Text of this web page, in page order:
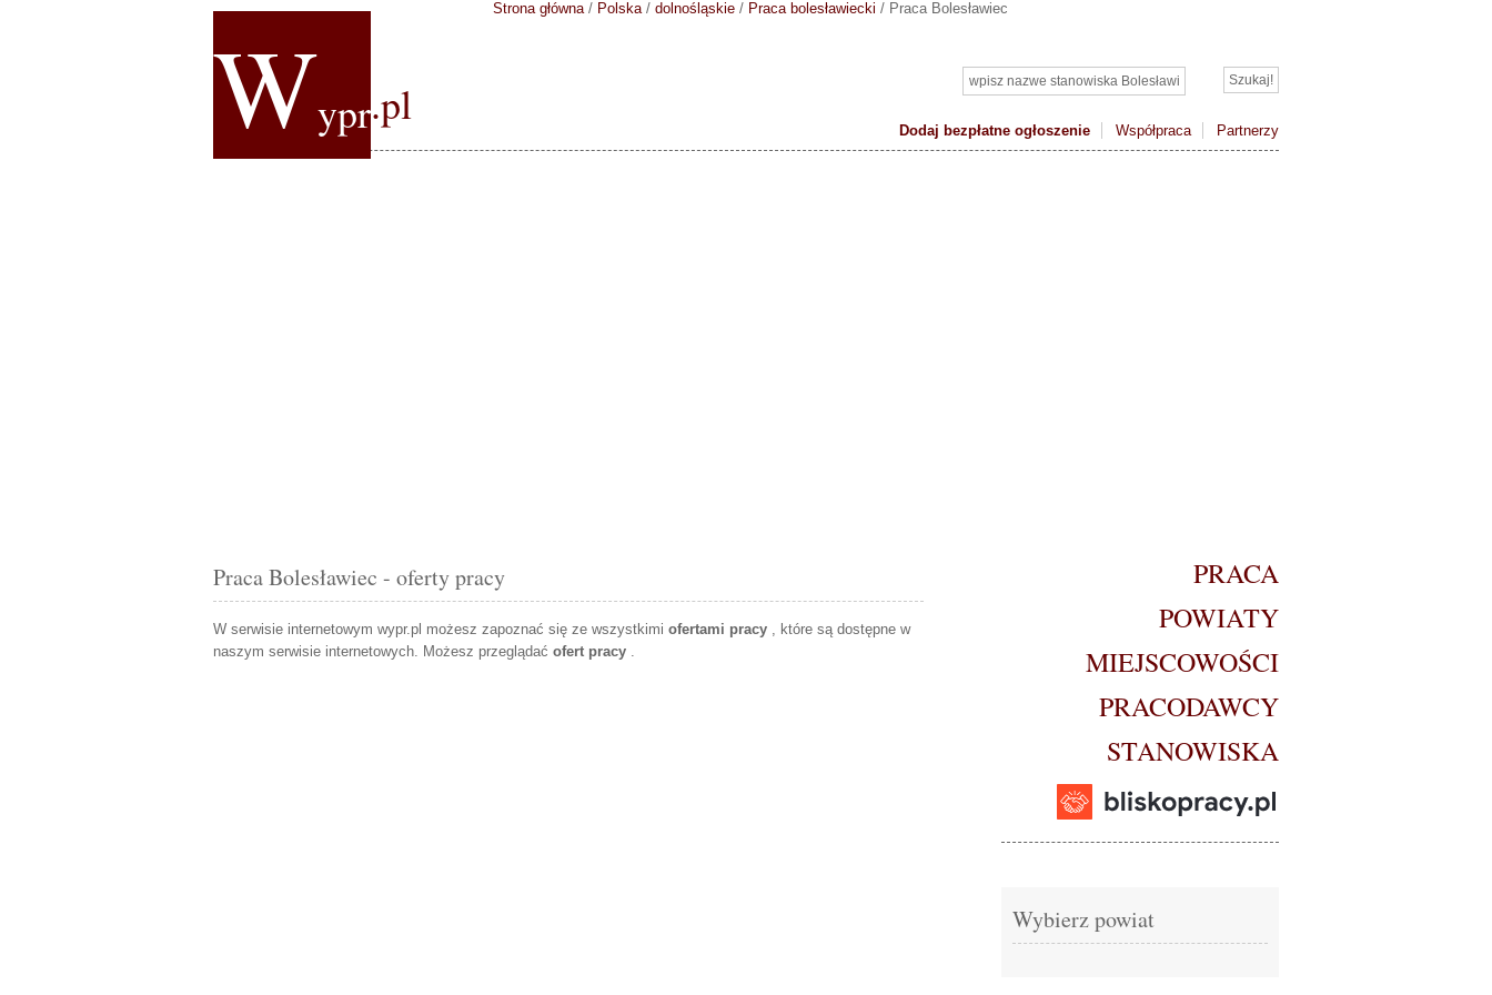
Wypr.pl
Dodaj bezpłatne ogłoszenie Współpraca Partnerzy
Strona główna/ Polska/ dolnośląskie / Praca bolesławiecki / Praca Bolesławiec
Praca Bolesławiec - oferty pracy
W serwisie internetowym wypr.pl możesz zapoznać się ze wszystkimi ofertami pracy , które są dostępne w
naszym serwisie internetowych. Możesz przeglądać ofert pracy .
PRACA
POWIATY
MIEJSCOWOŚCI
PRACODAWCY
STANOWISKA
Wybierz powiat